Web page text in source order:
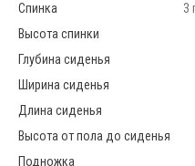
Спинка
3
Высота спинки
Глубина сиденья
Ширина сиденья
Длина сиденья
Высота от пола до сиденья
Подножка